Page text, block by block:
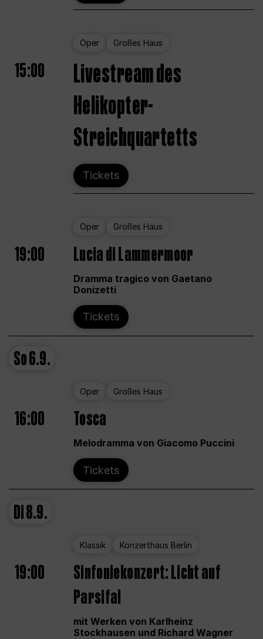
Oper Großes Haus
15:00
Livestream des
Helikopter-
Streichquartetts
Tickets
Oper Großes Haus
19:00 Lucia di Lammermoor
Dramma tragico von Gaetano
Donizetti
Tickets
So6.9.
Oper Großes Haus
16:00 Tosca
Melodramma von Giacomo Puccini
Tickets
Di8.9.
Klassik Konzerthaus Berlin
19:00
Sinfoniekonzert: Licht auf
Parsifal
mit Werken von Karlheinz
Stockhausen und Richard Wagner